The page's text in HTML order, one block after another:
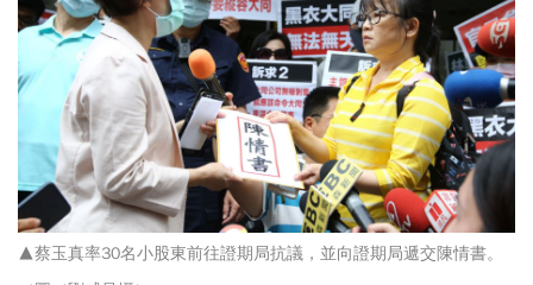
▲蔡玉真率30名小股東前往證期局抗議，並向證期局遞交陳情書。